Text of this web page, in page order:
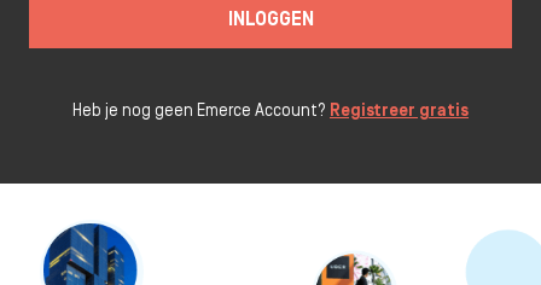
INLOGGEN
Heb je nog geen Emerce Account? Registreer gratis